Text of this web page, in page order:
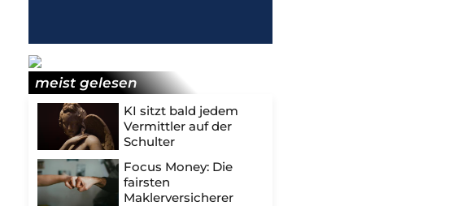
meist gelesen
KI sitzt bald jedem
Vermittler auf der
Schulter
Focus Money: Die
fairsten
Maklerversicherer